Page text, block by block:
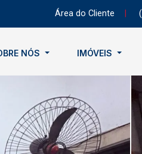
Área do Cliente
NÓS IMÓVEIS